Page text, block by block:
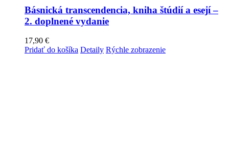
Básnická transcendencia, kniha štúdií a esejí –
2. doplnené vydanie
17,90 €
Pridať do košíka Detaily Rýchle zobrazenie